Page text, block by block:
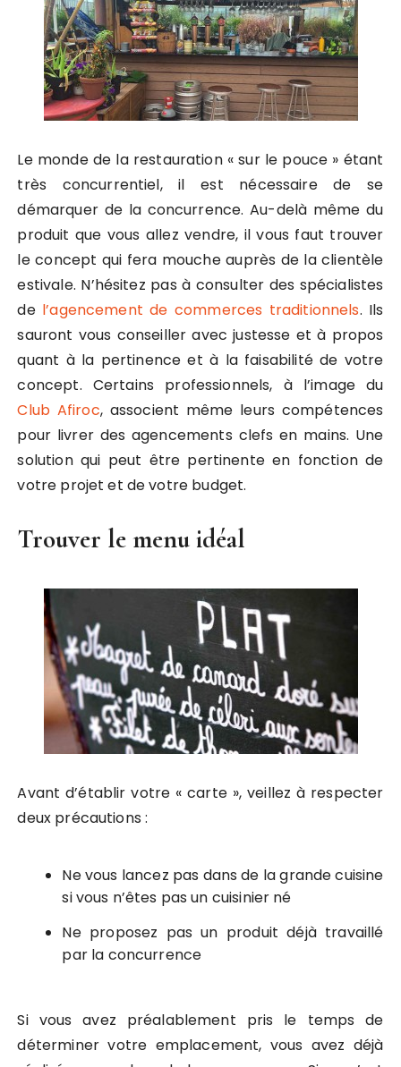
Le monde de la restauration « sur le pouce » étant
très concurrentiel, il est nécessaire de se
démarquer de la concurrence. Au-delà même du
produit que vous allez vendre, il vous faut trouver
le concept qui fera mouche auprès de la clientèle
estivale. N’hésitez pas à consulter des spécialistes
de l’agencement de commerces traditionnels. Ils
sauront vous conseiller avec justesse et à propos
quant à la pertinence et à la faisabilité de votre
concept. Certains professionnels, à l’image du
Club Afiroc, associent même leurs compétences
pour livrer des agencements clefs en mains. Une
solution qui peut être pertinente en fonction de
votre projet et de votre budget.
Trouver le menu idéal
Avant d’établir votre « carte », veillez à respecter
deux précautions :
Ne vous lancez pas dans de la grande cuisine
si vous n’êtes pas un cuisinier né
Ne proposez pas un produit déjà travaillé
par la concurrence
Si vous avez préalablement pris le temps de
déterminer votre emplacement, vous avez déjà